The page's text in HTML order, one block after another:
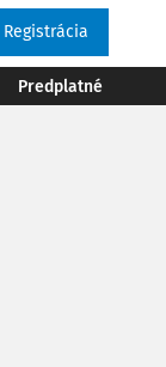
Registrácia
Predplatné